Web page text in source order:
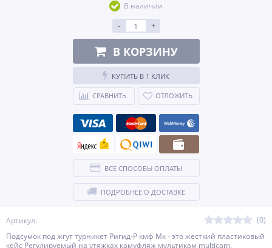
Артикул: -
(0)
Подсумок под жгут турникет Ригид-Р кмф Мк - это жесткий пластиковый
кейс Регулируемый на утяжках камуфляж мультикам multicam.
В наличии
-
+
В КОРЗИНУ
КУПИТЬ В 1 КЛИК
СРАВНИТЬ ОТЛОЖИТЬ
ВСЕ СПОСОБЫ ОПЛАТЫ
ПОДРОБНЕЕ О ДОСТАВКЕ